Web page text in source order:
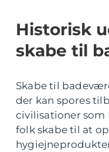
Historisk
skabe til
Skabe til
der kan spores
civilisationer som
folk skabe til at